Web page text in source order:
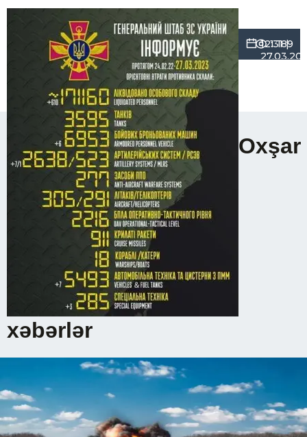
12:31 |
1 189
Oxşar
xəbərlər